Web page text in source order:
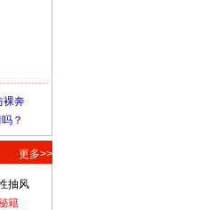
裸奔
？
更多>>
抽风
籍